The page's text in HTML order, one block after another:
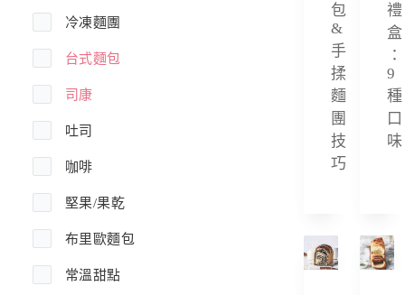
冷凍麵團
台式麵包
司康
吐司
咖啡
堅果/果乾
布里歐麵包
常溫甜點
包
&
手
揉
麵
團
技
巧
禮
盒
：
9
種
口
味